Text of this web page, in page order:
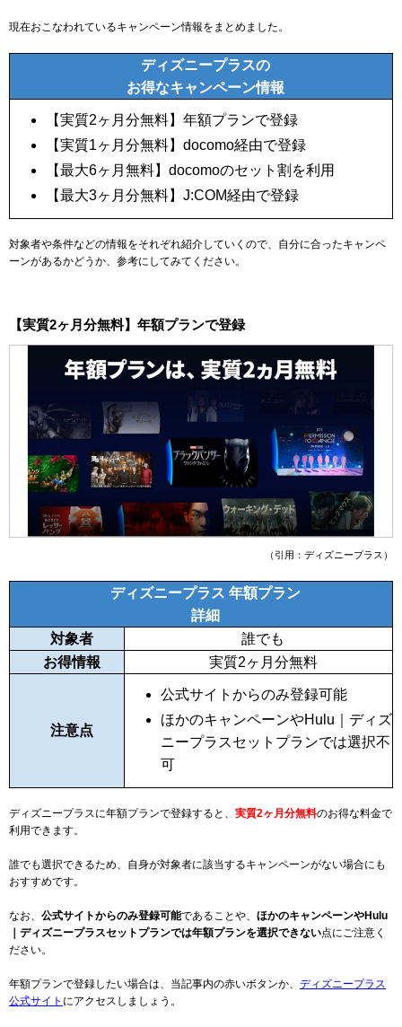
現在おこなわれているキャンペーン情報をまとめました。
ディズニープラスの
お得なキャンペーン情報
【実質2ヶ月分無料】年額プランで登録
【実質1ヶ月分無料】docomo経由で登録
【最大6ヶ月無料】docomoのセット割を利用
【最大3ヶ月分無料】J:COM経由で登録
対象者や条件などの情報をそれぞれ紹介していくので、自分に合ったキャンペ
ーンがあるかどうか、参考にしてみてください。
【実質2ヶ月分無料】年額プランで登録
（引用：ディズニープラス）
ディズニープラス 年額プラン
詳細
対象者
誰でも
お得情報
実質2ヶ月分無料
注意点
公式サイトからのみ登録可能
ほかのキャンペーンやHulu｜ディズ
ニープラスセットプランでは選択不
可
ディズニープラスに年額プランで登録すると、 実質2ヶ月分無料のお得な料金で
利用できます。
誰でも選択できるため、自身が対象者に該当するキャンペーンがない場合にも
おすすめです。
なお、 公式サイトからのみ登録可能であることや、 ほかのキャンペーンやHulu
｜ディズニープラスセットプランでは年額プランを選択できない点にご注意く
ださい。
年額プランで登録したい場合は、当記事内の赤いボタンか、 ディズニープラス
公式サイト にアクセスしましょう。